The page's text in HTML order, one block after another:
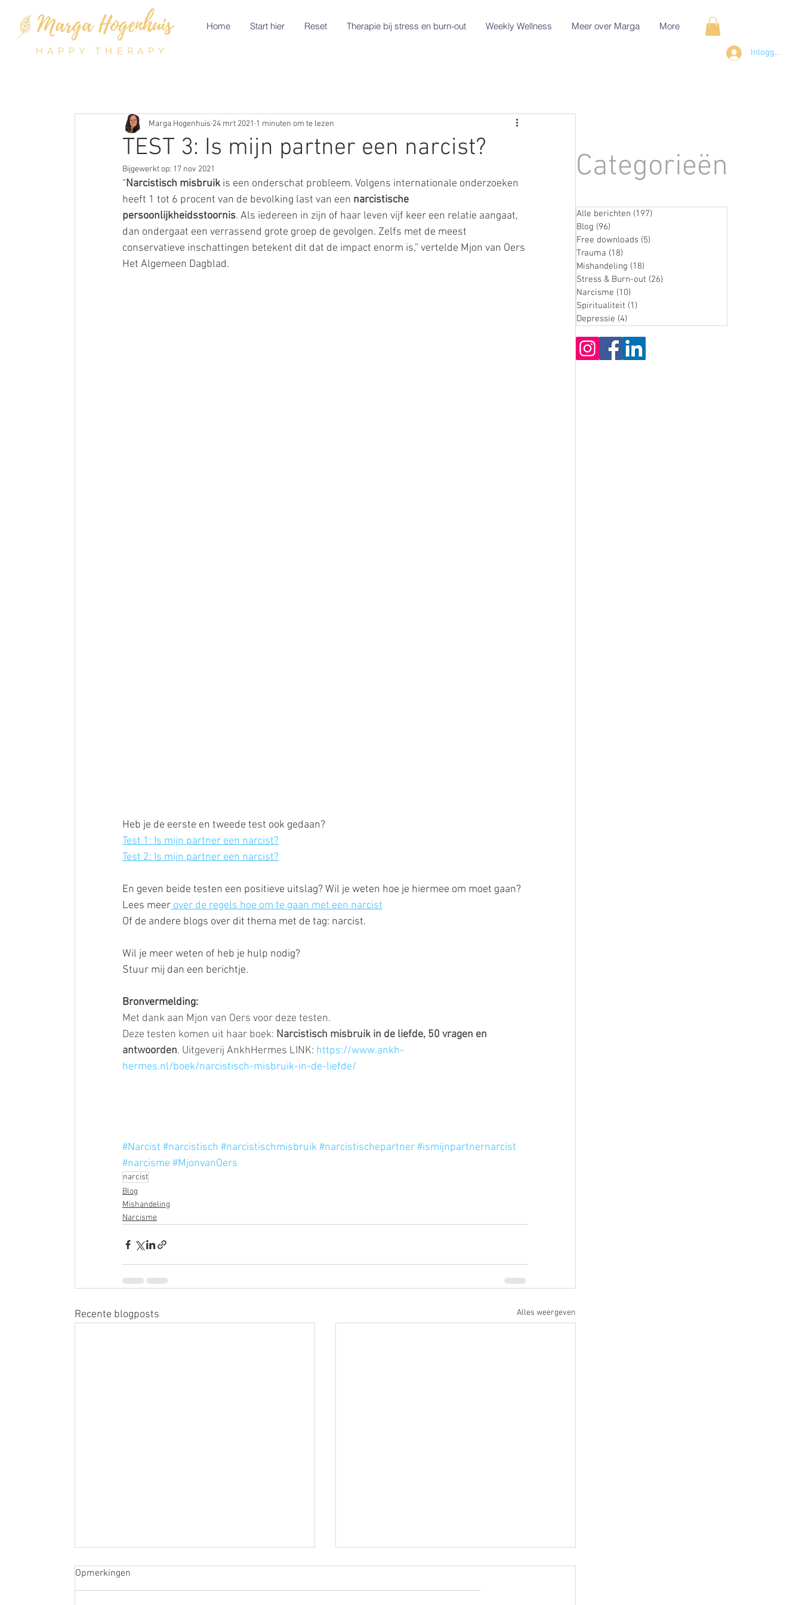
HAPPY THERAPY
Home Start hier Reset Therapie bij stress en burn-out Weekly Wellness Meer over Marga More
Inloggen
TEST 3: Is mijn partner een narcist?
Marga Hogenhuis 24 mrt 2021 1 minuten om te lezen
Bijgewerkt op: 17 nov 2021
“Narcistisch misbruik is een onderschat probleem. Volgens internationale onderzoeken
heeft 1 tot 6 procent van de bevolking last van een narcistische
persoonlijkheidsstoornis. Als iedereen in zijn of haar leven vijf keer een relatie aangaat,
dan ondergaat een verrassend grote groep de gevolgen. Zelfs met de meest
conservatieve inschattingen betekent dit dat de impact enorm is,” vertelde Mjon van Oers
Het Algemeen Dagblad.
Heb je de eerste en tweede test ook gedaan?
Test 1: Is mijn partner een narcist?
Test 2: Is mijn partner een narcist?
En geven beide testen een positieve uitslag? Wil je weten hoe je hiermee om moet gaan?
Lees meer over de regels hoe om te gaan met een narcist
Of de andere blogs over dit thema met de tag: narcist.
Wil je meer weten of heb je hulp nodig?
Stuur mij dan een berichtje.
Bronvermelding:
Met dank aan Mjon van Oers voor deze testen.
Deze testen komen uit haar boek: Narcistisch misbruik in de liefde, 50 vragen en
antwoorden. Uitgeverij AnkhHermes LINK: https://www.ankh-
hermes.nl/boek/narcistisch-misbruik-in-de-liefde/
#Narcist #narcistisch #narcistischmisbruik#narcistischepartner#ismijnpartnernarcist
#narcisme #MjonvanOers
narcist
Blog
Mishandeling
Narcisme
Recente blogposts Alles weergeven
Opmerkingen
Categorieën
Alle berichten (197)
Blog (96)
Free downloads (5)
Trauma (18)
Mishandeling (18)
Stress & Burn-out (26)
Narcisme (10)
Spiritualiteit (1)
Depressie (4)